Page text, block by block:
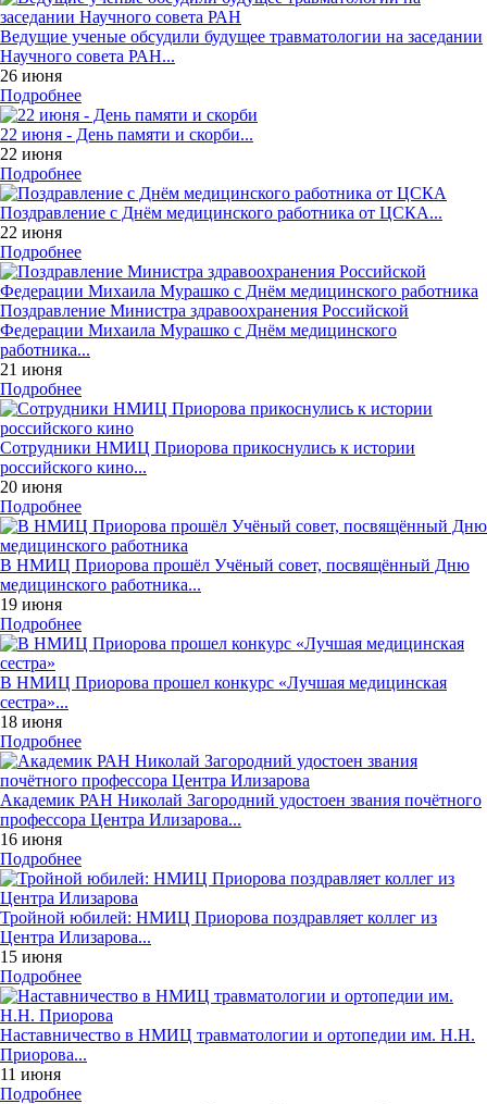
Ведущие ученые обсудили будущее травматологии на заседании
Научного совета РАН...
26 июня
Подробнее
22 июня - День памяти и скорби...
22 июня
Подробнее
Поздравление с Днём медицинского работника от ЦСКА...
22 июня
Подробнее
Поздравление Министра здравоохранения Российской
Федерации Михаила Мурашко с Днём медицинского
работника...
21 июня
Подробнее
Сотрудники НМИЦ Приорова прикоснулись к истории
российского кино...
20 июня
Подробнее
В НМИЦ Приорова прошёл Учёный совет, посвящённый Дню
медицинского работника...
19 июня
Подробнее
В НМИЦ Приорова прошел конкурс «Лучшая медицинская
сестра»...
18 июня
Подробнее
Академик РАН Николай Загородний удостоен звания почётного
профессора Центра Илизарова...
16 июня
Подробнее
Тройной юбилей: НМИЦ Приорова поздравляет коллег из
Центра Илизарова...
15 июня
Подробнее
Наставничество в НМИЦ травматологии и ортопедии им. Н.Н.
Приорова...
11 июня
Подробнее